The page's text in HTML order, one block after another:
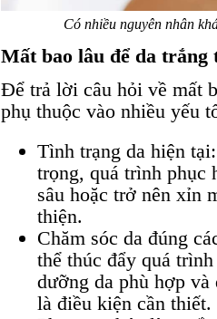
Có nhiều nguyên nhân
Mất bao lâu để da trắng
Để trả lời câu hỏi về mất
phụ thuộc vào nhiều yếu
Tình trạng da hiện
trọng, quá trình phục
sâu hoặc trở nên xỉn
thiện.
Chăm sóc da đúng
thể thúc đẩy quá
dưỡng da phù hợp và
là điều kiện cần thiết.